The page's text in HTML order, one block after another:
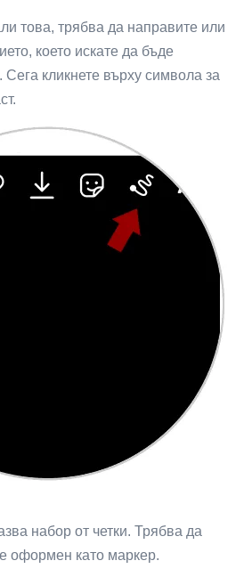
това, трябва да направите или
което искате да бъде
Сега кликнете върху символа за
набор от четки. Трябва да
оформен като маркер.